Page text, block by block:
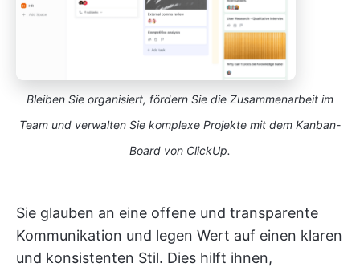
Bleiben Sie organisiert, fördern Sie die Zusammenarbeit im
Team und verwalten Sie komplexe Projekte mit dem Kanban-
Board von ClickUp.
Sie glauben an eine offene und transparente
Kommunikation und legen Wert auf einen klaren
und konsistenten Stil. Dies hilft ihnen,